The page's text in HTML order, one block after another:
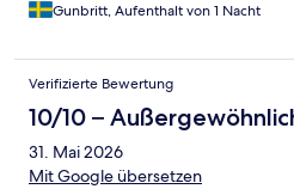
Gunbritt, Aufenthalt von 1 Nacht
Verifizierte Bewertung
10/10 –
31. Mai 2026
Mit Google übersetzen